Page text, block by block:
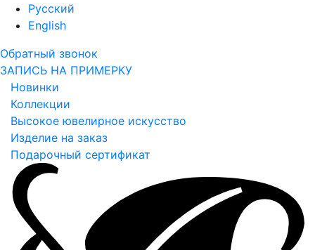
Русский
English
Обратный звонок
ЗАПИСЬ НА ПРИМЕРКУ
Новинки
Коллекции
Высокое ювелирное искусство
Изделие на заказ
Подарочный сертификат